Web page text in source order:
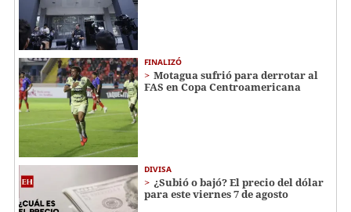
FINALIZÓ
Motagua sufrió para derrotar al
FAS en Copa Centroamericana
DIVISA
¿Subió o bajó? El precio del dólar
para este viernes 7 de agosto